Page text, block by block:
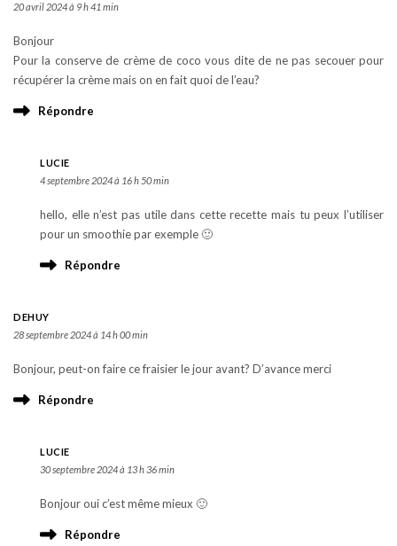
20 avril 2024 à 9 h 41 min
Bonjour
Pour la conserve de crème de coco vous dite de ne pas secouer pour
récupérer la crème mais on en fait quoi de l’eau?
Répondre
LUCIE
4 septembre 2024 à 16 h 50 min
hello, elle n’est pas utile dans cette recette mais tu peux l’utiliser
pour un smoothie par exemple 🙂
Répondre
DEHUY
28 septembre 2024 à 14 h 00 min
Bonjour, peut-on faire ce fraisier le jour avant? D’avance merci
Répondre
LUCIE
30 septembre 2024 à 13 h 36 min
Bonjour oui c’est même mieux 🙂
Répondre